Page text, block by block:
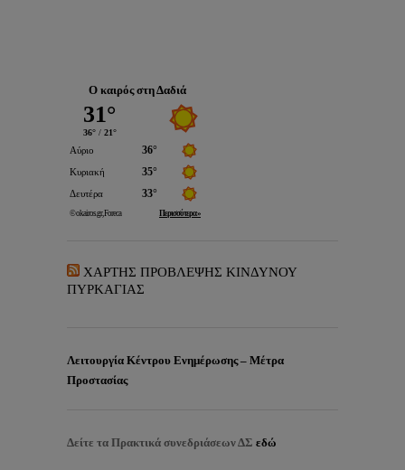
Ο καιρός στη Δαδιά
ΧΑΡΤΗΣ ΠΡΟΒΛΕΨΗΣ ΚΙΝΔΥΝΟΥ
ΠΥΡΚΑΓΙΑΣ
Λειτουργία Κέντρου Ενημέρωσης – Μέτρα
Προστασίας
Δείτε τα Πρακτικά συνεδριάσεων ΔΣ εδώ